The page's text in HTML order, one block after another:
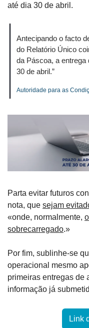
até dia 30 de abril.
Antecipando o facto
do Relatório Único
da Páscoa, a entrega
30 de abril.”
Autoridade para as
Parta evitar futuros
nota, que sejam
«onde, normalmente,
sobrecarregado.»
Por fim, sublinhe-se
operacional mesmo
primeiras entregas de
informação já
Link